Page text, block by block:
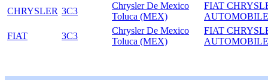
CHRYSLER 3C3
Chrysler De Mexico
Toluca (MEX)
FIAT
FIAT
3C3
Chrysler De Mexico
Toluca (MEX)
FIAT